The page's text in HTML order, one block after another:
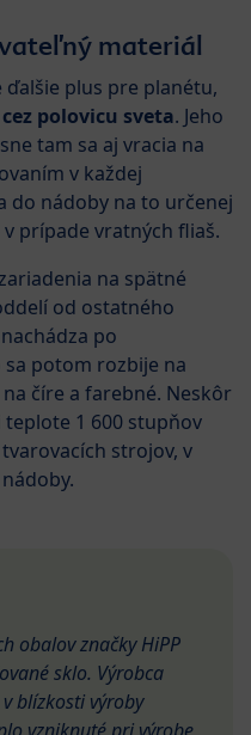
materiál
ďalšie plus pre planétu,
polovicu sveta. Jeho
tam sa aj vracia na
v každej
do nádoby na to určenej
prípade vratných fliaš.
na spätné
od ostatného
po
potom rozbije na
číre a farebné. Neskôr
1 600 stupňov
strojov, v
obalov značky HiPP
sklo. Výrobca
blízkosti výroby